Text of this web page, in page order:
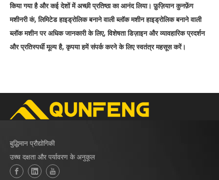
किया गया है और कई देशों में अच्छी प्रतिष्ठा का आनंद लिया।फ़ुज़ियान कुनफ़ेंग
मशीनरी कं, लिमिटेड हाइड्रोलिक बनाने वाली ब्लॉक मशीन हाइड्रोलिक बनाने वाली
ब्लॉक मशीनपर अधिक जानकारी के लिए, विशेषता डिज़ाइन और व्यावहारिक प्रदर्शन
और प्रतिस्पर्धी मूल्य है, कृपया हमें संपर्क करने के लिए स्वतंत्र महसूस करें।
बुद्धिमान प्रौद्योगिकी
उच्च दक्षता और पर्यावरण के अनुकूल